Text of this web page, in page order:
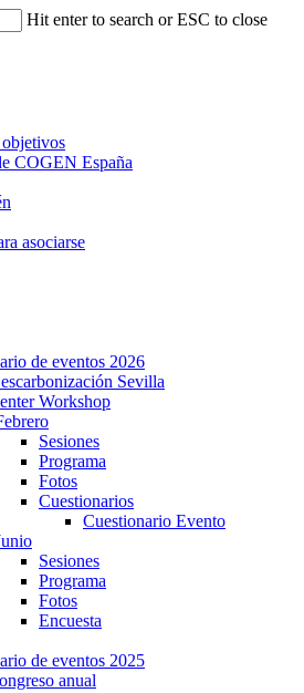
Hit enter to search or ESC to close
COGEN España
asociarse
de eventos 2026
Sevilla
Workshop
Sesiones
Programa
Fotos
Cuestionarios
Cuestionario Evento
Sesiones
Programa
Fotos
Encuesta
de eventos 2025
anual